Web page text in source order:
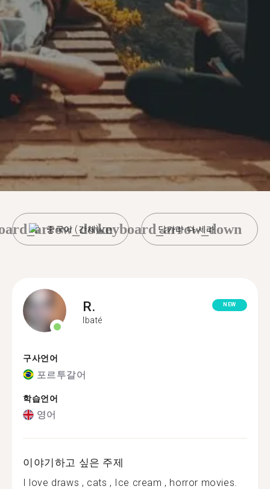
중국어 (간체) 당카라 다 세라
keyboard_arrow_down
R.
Ibaté
NEW
구사언어
포르투갈어
학습언어
영어
이야기하고 싶은 주제
I love draws , cats , Ice cream , horror movies.